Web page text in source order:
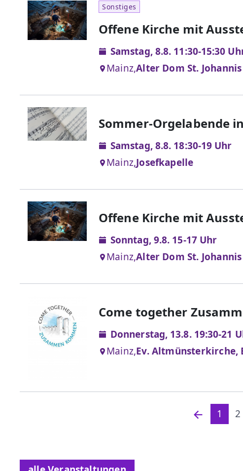
Sonstiges
Offene Kirche mit
Samstag, 8.8. 11:30-15:30
Mainz,Alter Dom St. Johannis
Sommer-Orgelabende
Samstag, 8.8. 18:30-19 Uhr
Mainz,Josefkapelle
Offene Kirche mit
Sonntag, 9.8. 15-17 Uhr
Mainz,Alter Dom St. Johannis
Come together
Donnerstag, 13.8. 19:30-21
Mainz,Ev. Altmünsterkirche,
1 2